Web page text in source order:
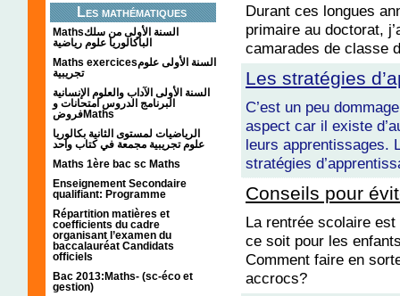
Les mathématiques
Mathsالسنة الأولى من سلك
الباكالوريا علوم رياضية
Maths exercicesالسنة الأولى علوم
تجريبية
السنة الأولى الآداب والعلوم الإنسانية
البرنامج الدروس امتحانات و
فروضMaths
الرياضيات لمستوى الثانية بكالوريا
علوم تجريبية مجمعة في كتاب واحد
Maths 1ère bac sc Maths
Enseignement Secondaire
qualifiant: Programme
Répartition matières et
coefficients du cadre
organisant l’examen du
baccalauréat Candidats
officiels
Bac 2013:Maths- (sc-éco et
gestion)
Durant ces longues
primaire au doctorat,
camarades de classe
Les stratégies
C’est un peu
aspect car il existe
leurs apprentissages.
stratégies
Conseils pour
La rentrée scolaire
ce soit pour les
Comment faire en
accrocs?